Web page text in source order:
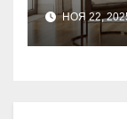
году:
жизни
НОЯ 22,